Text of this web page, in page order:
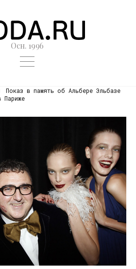
Осн. 1996
Показ в память об Альбере Эльбазе
Париже